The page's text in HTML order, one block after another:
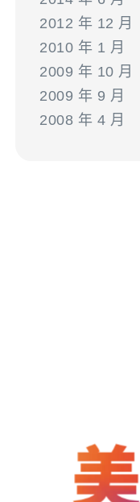
2012 年 12 月
2010 年 1 月
2009 年 10 月
2009 年 9 月
2008 年 4 月